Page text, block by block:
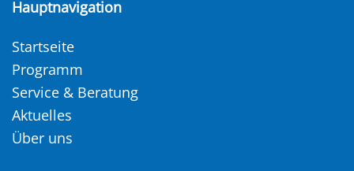
Hauptnavigation
Startseite
Programm
Service & Beratung
Aktuelles
Über uns